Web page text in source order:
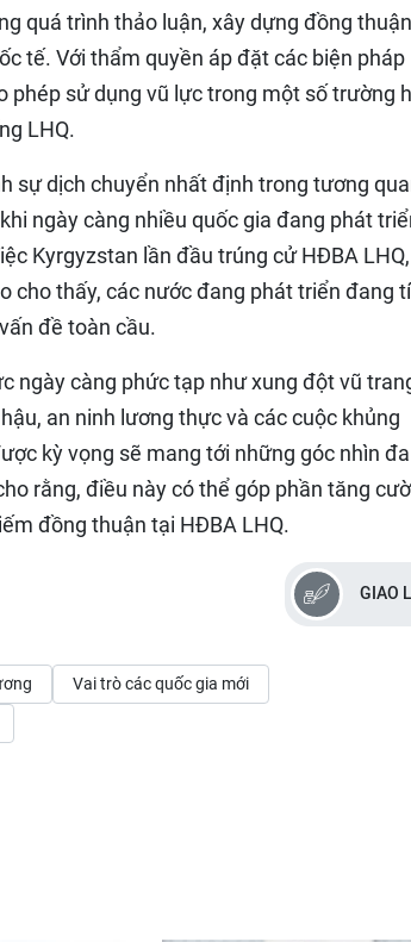
quá trình thảo luận, xây dựng đồng
tế. Với thẩm quyền áp đặt các biện pháp
sử dụng vũ lực trong một số trường
LHQ.
sự dịch chuyển nhất định trong tương
ngày càng nhiều quốc gia đang phát
Kyrgyzstan lần đầu trúng cử HĐBA LHQ,
cho thấy, các nước đang phát triển đang
đề toàn cầu.
ngày càng phức tạp như xung đột vũ
an ninh lương thực và các cuộc khủng
kỳ vọng sẽ mang tới những góc nhìn đa
rằng, điều này có thể góp phần tăng
đồng thuận tại HĐBA LHQ.
GIAO
Vai trò các quốc gia mới